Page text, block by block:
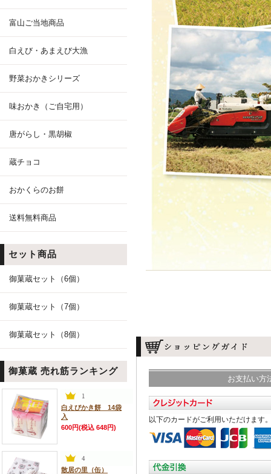
富山ご当地商品
白えび・あまえび大漁
野菜おかきシリーズ
味おかき（ご自宅用）
唐がらし・黒胡椒
蔵チョコ
おかくらのお餅
送料無料商品
セット商品
御菓蔵セット（6個）
御菓蔵セット（7個）
御菓蔵セット（8個）
御菓蔵 売れ筋ランキング
白えびかき餅 14袋
入
600円(税込 648円)
散居の里（缶）
お支払い方
以下のカードがご利用いただけます